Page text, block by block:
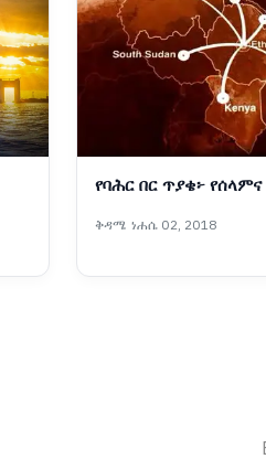
የባሕር በር ጥያቄ፦
ቅዳሜ ነሐሴ 02, 2018